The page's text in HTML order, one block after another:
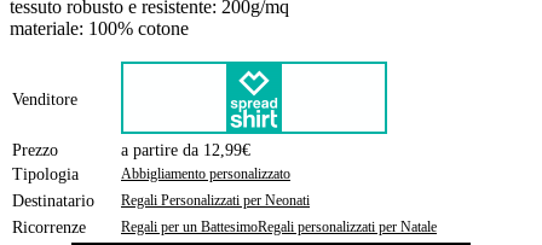
tessuto robusto e resistente: 200g/mq
materiale: 100% cotone
Venditore
Prezzo
a partire da 12,99€
Tipologia
Abbigliamento personalizzato
Destinatario Regali Personalizzati per Neonati
Ricorrenze Regali per un BattesimoRegali personalizzati per Natale